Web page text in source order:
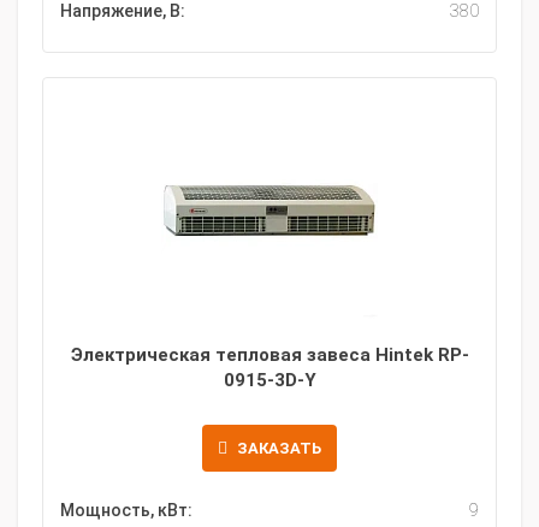
Напряжение, В:
380
Электрическая тепловая завеса Hintek RP-
0915-3D-Y
ЗАКАЗАТЬ
Мощность, кВт:
9